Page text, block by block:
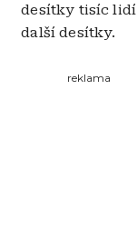
desítky tisíc
další desítky.
reklama